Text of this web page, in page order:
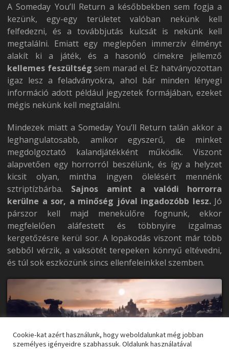
A Someday You’ll Return a későbbekben sem fogja a
kezünk, egy-egy területet valóban nekünk kell
felfedezni, és a továbbjutás kulcsát is nekünk kell
megtalálni. Emiatt egy meglepően immerzív élményt
alakít ki a játék, és a hasonló címekre jellemző
kellemes feszültség sem marad el. Ez hatványozottan
igaz lesz a feladványokra, ahol bár minden lényegi
információ adott például jegyzetek formájában, ezeket
mégis nekünk kell megtalálni.
Mindezek miatt a Someday You’ll Return talán akkor a
leghangulatosabb, amikor egyszerű, de minket
megdolgoztató kalandjátékként működik. Viszont
alapvetően egy horrorról beszélünk, és így a helyzet
kicsit olyan, mintha ingyen ölelésért mennénk
sztriptízbárba. Sajnos amint a valódi horrorra
kerülne a sor, a minőség jóval ingadozóbb lesz.Jó
párszor kell majd menekülőre fognunk, ekkor
megfelelően aláfestett és többnyire izgalmas
kergetőzésre kerül sor. A lopakodás viszont már több
sebből vérzik, a vaksötét terepeken könnyű eltévedni,
és túl sok eszközünk sincs ellenfeleinkkel szemben.
Cookie-kat azért használunk, hogy weboldalunkat még jobban
személyes igényeidre szabhassuk. Oldalunk használatával